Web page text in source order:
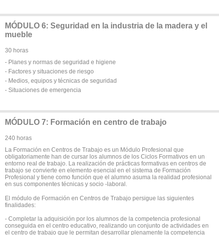
MÓDULO 6: Seguridad en la industria de la madera y el
mueble
30 horas
- Planes y normas de seguridad e higiene
- Factores y situaciones de riesgo
- Medios, equipos y técnicas de seguridad
- Situaciones de emergencia
MÓDULO 7: Formación en centro de trabajo
240 horas
La Formación en Centros de Trabajo es un Módulo Profesional que
obligatoriamente han de cursar los alumnos de los Ciclos Formativos en un
entorno real de trabajo. La realización de prácticas formativas en centros de
trabajo se convierte en elemento esencial en el sistema de Formación
Profesional y tiene como función que el alumno asuma la realidad profesional
en sus componentes técnicas y socio -laboral.
El módulo de Formación en Centros de Trabajo persigue las siguientes
finalidades:
- Completar la adquisición por los alumnos de la competencia profesional
conseguida en el centro educativo, realizando un conjunto de actividades en
el centro de trabajo que le permitan desarrollar plenamente la competencia